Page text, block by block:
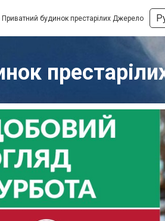
Приватний будинок престарілих Джерело